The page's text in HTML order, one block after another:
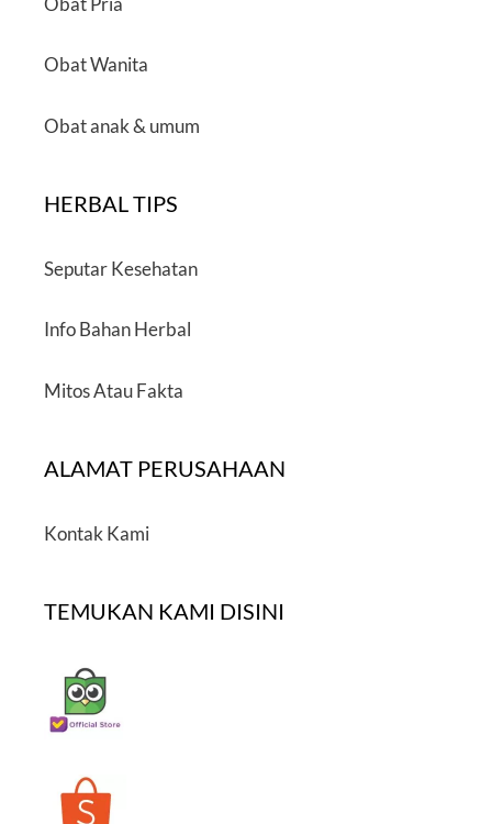
Obat Wanita
Obat anak & umum
HERBAL TIPS
Seputar Kesehatan
Info Bahan Herbal
Mitos Atau Fakta
ALAMAT PERUSAHAAN
Kontak Kami
TEMUKAN KAMI DISINI